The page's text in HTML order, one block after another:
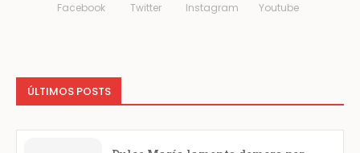
Facebook Twitter Instagram Youtube
ÚLTIMOS POSTS